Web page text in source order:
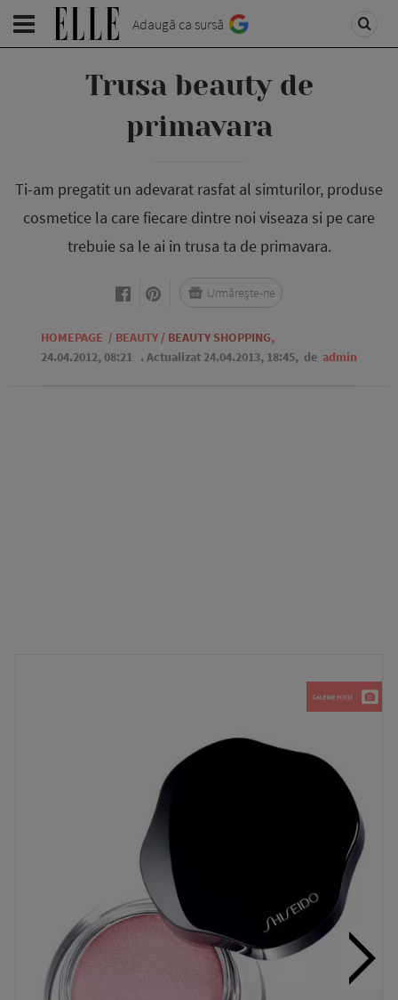
Adaugă ca sursă
Trusa beauty de
primavara
Ti-am pregatit un adevarat rasfat al simturilor, produse
cosmetice la care fiecare dintre noi viseaza si pe care
trebuie sa le ai in trusa ta de primavara.
HOMEPAGE / BEAUTY / BEAUTY SHOPPING,
24.04.2012, 08:21 . Actualizat 24.04.2013, 18:45, de admin
Urmărește-ne